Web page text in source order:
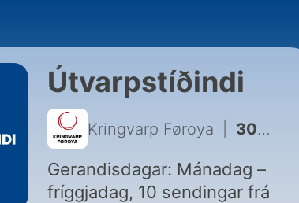
Útvarpstíðindi
Kringvarp Føroya 30286 - Útvarpstíðindi 10:00
Gerandisdagar: Mánadag –
fríggjadag, 10 sendingar frá